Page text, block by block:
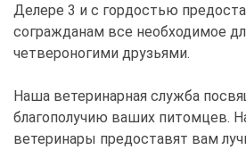
Делере 3 и с гордостью
согражданам все необходимое
четвероногими друзьями.
Наша ветеринарная служба
благополучию ваших питомцев.
ветеринары предоставят вам